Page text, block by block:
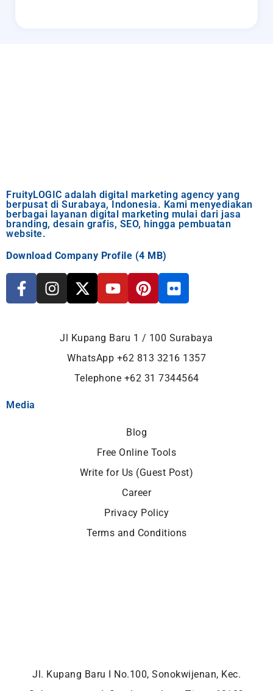
FruityLOGIC adalah digital marketing agency yang
berpusat di Surabaya, Indonesia. Kami menyediakan
berbagai layanan digital marketing mulai dari jasa
branding, desain grafis, SEO, hingga pembuatan
website.
Download Company Profile (4 MB)
F
a
-
I
n
X
-
i
t
t
e
Y
o
u
b
e
P
i
e
r
e
s
F
l
k
r
Jl Kupang Baru 1 / 100 Surabaya
WhatsApp +62 813 3216 1357
Telephone +62 31 7344564
Media
Blog
Free Online Tools
Write for Us (Guest Post)
Career
Privacy Policy
Terms and Conditions
Jl. Kupang Baru I No.100, Sonokwijenan, Kec.